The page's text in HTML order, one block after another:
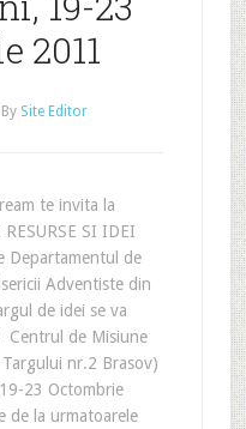
2011
By Site Editor
te invita la
RESURSE SI IDEI
Departamentul de
Adventiste din
de idei se va
Centrul de Misiune
nr.2 Brasov)
23 Octombrie
de la urmatoarele